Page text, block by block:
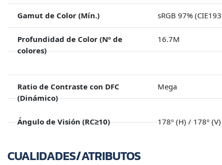
Gamut de Color (Mín.) sRGB 97%
Profundidad de Color (Nº de
colores)
16.7M
Ratio de Contraste con DFC
(Dinámico)
Mega
Ángulo de Visión (RC≥10) 178º (H) / 178º (V)
CUALIDADES/ATRIBUTOS